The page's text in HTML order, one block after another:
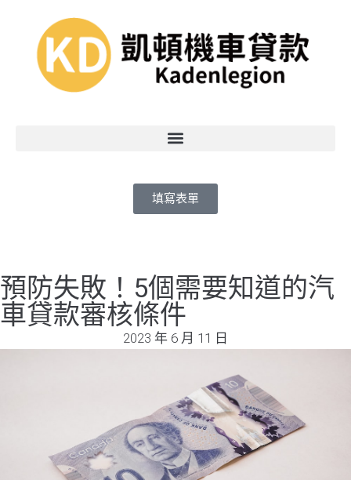
填寫表單
預防失敗！5個需要知道的汽
車貸款審核條件
2023 年 6 月 11 日